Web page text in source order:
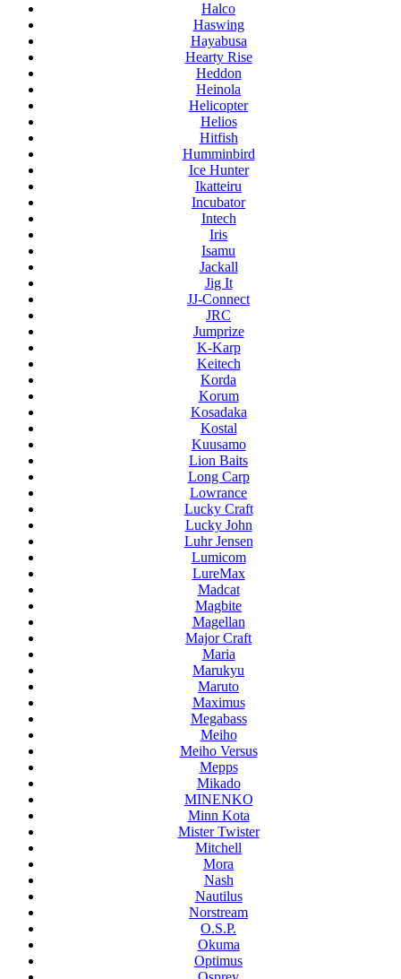
Halco
Haswing
Hayabusa
Hearty Rise
Heddon
Heinola
Helicopter
Helios
Hitfish
Humminbird
Ice Hunter
Ikatteiru
Incubator
Intech
Iris
Isamu
Jackall
Jig It
JJ-Connect
JRC
Jumprize
K-Karp
Keitech
Korda
Korum
Kosadaka
Kostal
Kuusamo
Lion Baits
Long Carp
Lowrance
Lucky Craft
Lucky John
Luhr Jensen
Lumicom
LureMax
Madcat
Magbite
Magellan
Major Craft
Maria
Marukyu
Maruto
Maximus
Megabass
Meiho
Meiho Versus
Mepps
Mikado
MINENKO
Minn Kota
Mister Twister
Mitchell
Mora
Nash
Nautilus
Norstream
O.S.P.
Okuma
Optimus